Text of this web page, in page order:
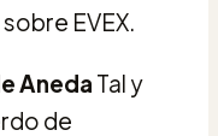
EVEX.
Aneda Tal y
de